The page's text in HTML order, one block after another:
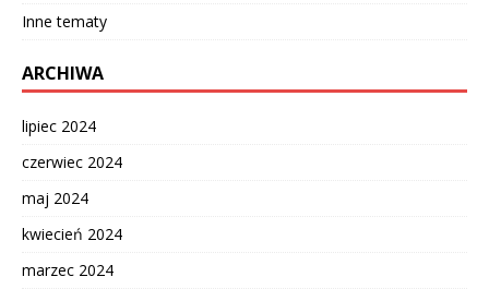
Inne tematy
ARCHIWA
lipiec 2024
czerwiec 2024
maj 2024
kwiecień 2024
marzec 2024